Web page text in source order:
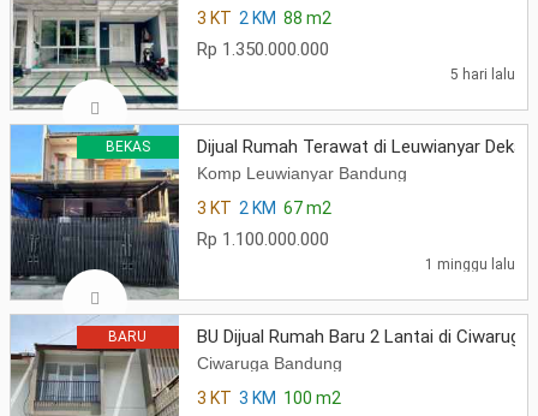
3 KT 2 KM 88 m2
Rp 1.350.000.000
5 hari lalu
BEKAS Dijual Rumah Terawat di Leuwianyar
Komp Leuwianyar Bandung
3 KT 2 KM 67 m2
Rp 1.100.000.000
1 minggu lalu
BARU BU Dijual Rumah Baru 2 Lantai di
Ciwaruga Bandung
3 KT 3 KM 100 m2